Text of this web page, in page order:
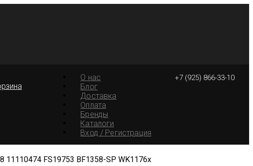
+7 (925) 866-33-10
О нас
Блог
Доставка
Оплата
Бренды
Каталоги
Вход / Регистрация
11110474 FS19753 BF1358-SP WK1176x